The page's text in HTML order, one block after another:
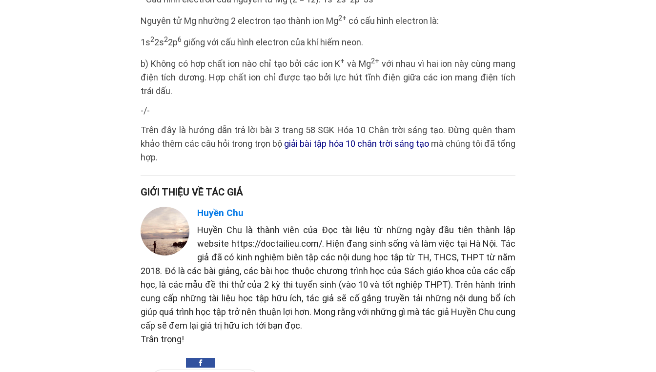
Nguyên tử Mg nhường 2 electron tạo thành ion Mg2+ có cấu hình electron là:
1s22s22p6 giống với cấu hình electron của khí hiếm neon.
b) Không có hợp chất ion nào chỉ tạo bởi các ion K+ và Mg2+ với nhau vì hai ion này cùng mang
điện tích dương. Hợp chất ion chỉ được tạo bởi lực hút tĩnh điện giữa các ion mang điện tích
trái dấu.
-/-
Trên đây là hướng dẫn trả lời bài 3 trang 58 SGK Hóa 10 Chân trời sáng tạo. Đừng quên tham
khảo thêm các câu hỏi trong trọn bộ giải bài tập hóa 10 chân trời sáng tạomà chúng tôi đã tổng
hợp.
GIỚI THIỆU VỀ TÁC GIẢ
Huyền Chu
Huyền Chu là thành viên của Đọc tài liệu từ những ngày đầu tiên thành lập
website https://doctailieu.com/. Hiện đang sinh sống và làm việc tại Hà Nội. Tác
giả đã có kinh nghiệm biên tập các nội dung học tập từ TH, THCS, THPT từ năm
2018. Đó là các bài giảng, các bài học thuộc chương trình học của Sách giáo khoa của các cấp
học, là các mẫu đề thi thử của 2 kỳ thi tuyển sinh (vào 10 và tốt nghiệp THPT). Trên hành trình
cung cấp những tài liệu học tập hữu ích, tác giả sẽ cố gắng truyền tải những nội dung bổ ích
giúp quá trình học tập trở nên thuận lợi hơn. Mong rằng với những gì mà tác giả Huyền Chu cung
cấp sẽ đem lại giá trị hữu ích tới bạn đọc.
Trân trọng!